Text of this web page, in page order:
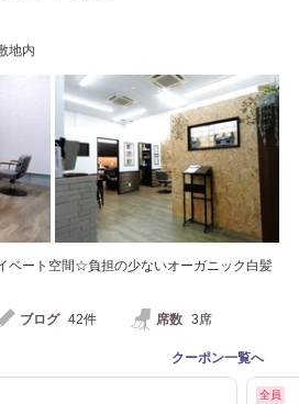
地内
ベート空間☆負担の少ないオーガニック白髪
ブログ 42件 席数 3席
クーポン一覧へ
全員